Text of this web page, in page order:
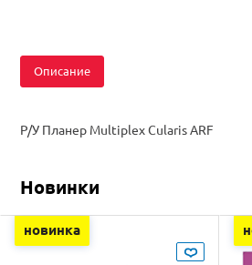
Описание
Р/У Планер Multiplex Cularis ARF
Новинки
новинка